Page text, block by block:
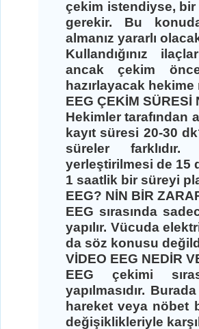
çekim istendiyse,
gerekir. Bu
almanız yararlı
Kullandığınız
ancak çekim
hazırlayacak
EEG ÇEKİM SÜRESİ
Hekimler tarafından
kayıt süresi 20-30
süreler farklıdır.
yerleştirilmesi de 15
1 saatlik bir süreyi
EEG? NİN BİR
EEG sırasında
yapılır. Vücuda
da söz konusu
VİDEO EEG NEDİR
EEG çekimi
yapılmasıdır.
hareket veya nöbet
değişiklikleriyle